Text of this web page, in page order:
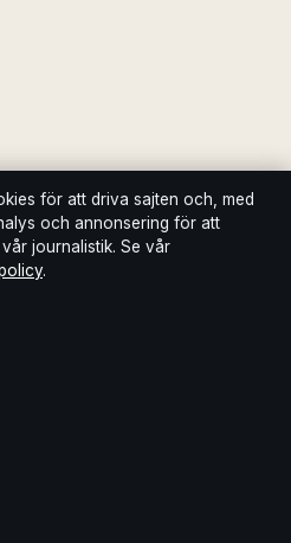
för att driva sajten och, med
och annonsering för att
journalistik. Se vår
.